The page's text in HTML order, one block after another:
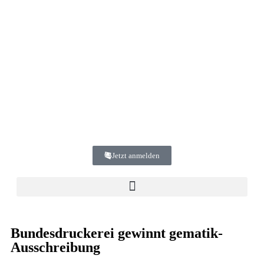
Jetzt anmelden
Bundesdruckerei gewinnt gematik-
Ausschreibung